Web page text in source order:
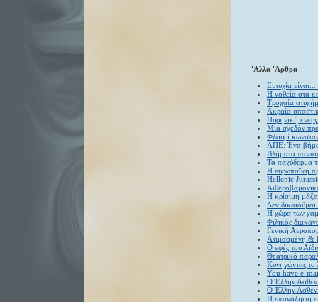
'Αλλα 'Αρθρα
Ευτυχία
Η νοθεία στα
Τροχαία
Ακραία
Πυρηνική
Μια σχεδόν
Φλουρί
ΑΠΕ: Ένα βήμα
Βλήματα
Τα παχύδερμα
Η ευρωπαϊκή
Hellenic
Η κρίσιμη
Δεν
H χώρα των
Φιλικός
Γενική
Ατιμασμένη &
Ο εφές του
Θεατρικό
Κυνηγώντας
You have e-
O Έλλην
Ο Έλλην
Η επανάληψη